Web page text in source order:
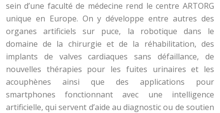
sein d’une faculté de médecine rend le centre ARTORG
unique en Europe. On y développe entre autres des
organes artificiels sur puce, la robotique dans le
domaine de la chirurgie et de la réhabilitation, des
implants de valves cardiaques sans défaillance, de
nouvelles thérapies pour les fuites urinaires et les
acouphènes ainsi que des applications pour
smartphones fonctionnant avec une intelligence
artificielle, qui servent d’aide au diagnostic ou de soutien